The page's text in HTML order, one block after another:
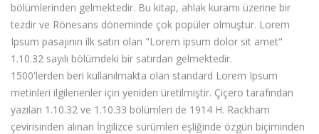
bölümlerinden gelmektedir. Bu kitap, ahlak kuramı üzerine bir
tezdir ve Rönesans döneminde çok popüler olmuştur. Lorem
Ipsum pasajının ilk satırı olan "Lorem ipsum dolor sit amet"
1.10.32 sayılı bölümdeki bir satırdan gelmektedir.
1500'lerden beri kullanılmakta olan standard Lorem Ipsum
metinleri ilgilenenler için yeniden üretilmiştir. Çiçero tarafından
yazılan 1.10.32 ve 1.10.33 bölümleri de 1914 H. Rackham
çevirisinden alınan İngilizce sürümleri eşliğinde özgün biçiminden